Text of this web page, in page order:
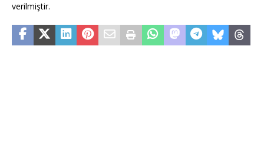
verilmiştir.